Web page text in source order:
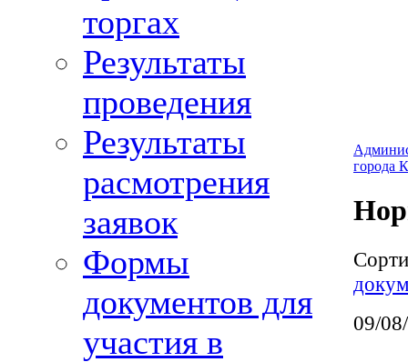
торгах
Результаты
проведения
Результаты
расмотрения
заявок
Формы
документов для
участия в
города
09/